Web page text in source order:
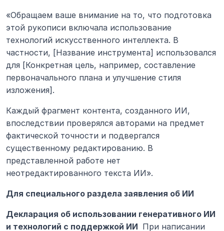
«Обращаем ваше внимание на то, что подготовка
этой рукописи включала использование
технологий искусственного интеллекта. В
частности, [Название инструмента] использовался
для [Конкретная цель, например, составление
первоначального плана и улучшение стиля
изложения].
Каждый фрагмент контента, созданного ИИ,
впоследствии проверялся авторами на предмет
фактической точности и подвергался
существенному редактированию. В
представленной работе нет
неотредактированного текста ИИ».
Для специального раздела заявления об ИИ
Декларация об использовании генеративного ИИ
и технологий с поддержкой ИИ При написании